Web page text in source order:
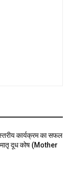
कार्यक्रम का सफल
दूध कोष (Mother